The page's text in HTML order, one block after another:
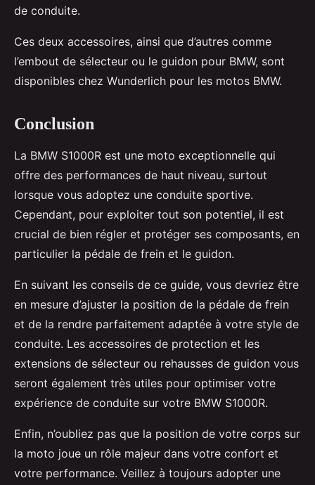
de conduite.
Ces deux accessoires, ainsi que d’autres comme
l’embout de sélecteur ou le guidon pour BMW, sont
disponibles chez Wunderlich pour les motos BMW.
Conclusion
La BMW S1000R est une moto exceptionnelle qui
offre des performances de haut niveau, surtout
lorsque vous adoptez une conduite sportive.
Cependant, pour exploiter tout son potentiel, il est
crucial de bien régler et protéger ses composants, en
particulier la pédale de frein et le guidon.
En suivant les conseils de ce guide, vous devriez être
en mesure d’ajuster la position de la pédale de frein
et de la rendre parfaitement adaptée à votre style de
conduite. Les accessoires de protection et les
extensions de sélecteur ou rehausses de guidon vous
seront également très utiles pour optimiser votre
expérience de conduite sur votre BMW S1000R.
Enfin, n’oubliez pas que la position de votre corps sur
la moto joue un rôle majeur dans votre confort et
votre performance. Veillez à toujours adopter une